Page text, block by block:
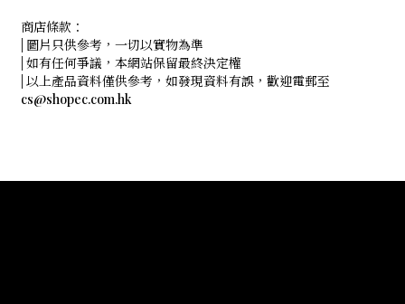
商店條款：
| 圖片只供參考，一切以實物為準
| 如有任何爭議，本網站保留最終決定權
| 以上產品資料僅供參考，如發現資料有誤，歡迎電郵至
cs@shopec.com.hk